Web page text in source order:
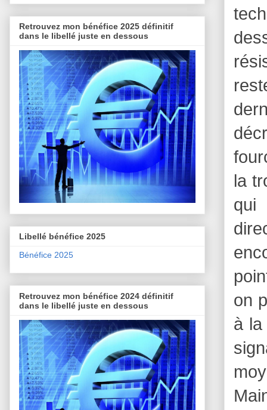
la
qui
on
à la
Retrouvez mon bénéfice 2025 définitif
dans le libellé juste en dessous
Libellé bénéfice 2025
Bénéfice 2025
Retrouvez mon bénéfice 2024 définitif
dans le libellé juste en dessous